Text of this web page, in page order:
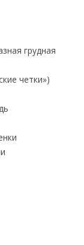
грудная
четки»)